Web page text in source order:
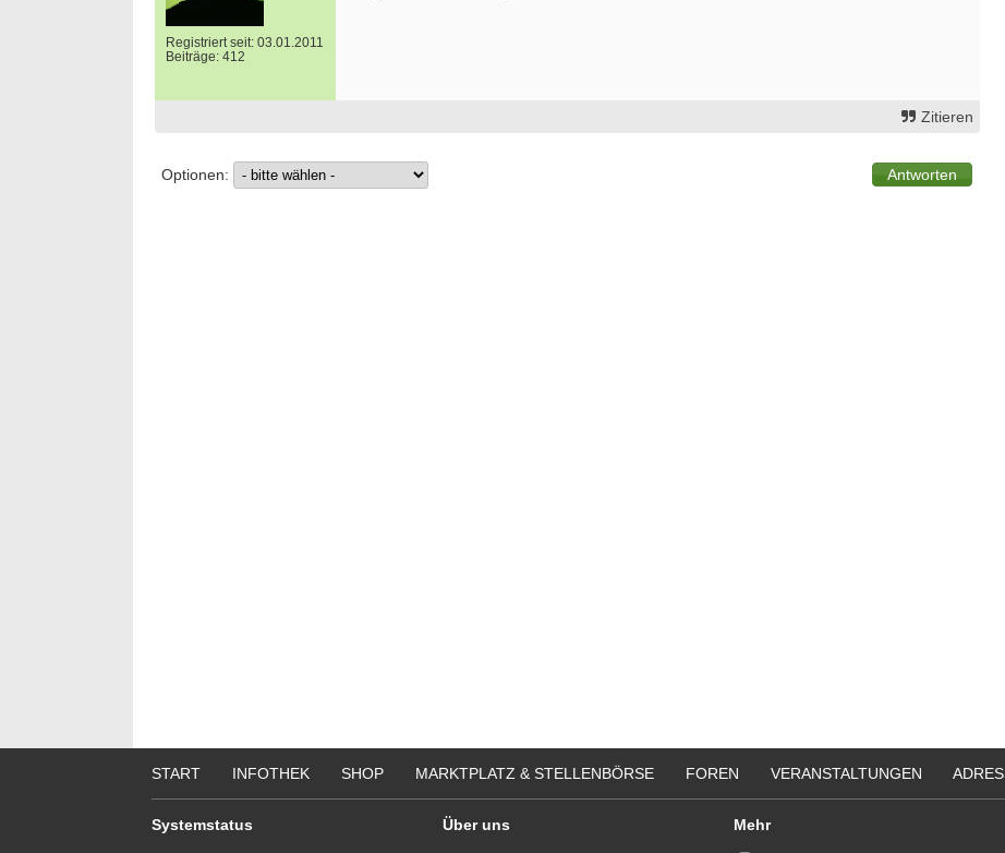
Registriert seit: 03.01.2011
Beiträge: 412
Zitieren
Optionen:
START INFOTHEK SHOP MARKTPLATZ & STELLENBÖRSE FOREN VERANSTALTUNGEN
Systemstatus
Über uns
Mehr